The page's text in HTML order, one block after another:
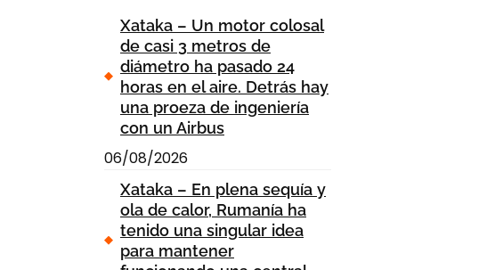
Xataka – Un motor colosal
de casi 3 metros de
diámetro ha pasado 24
horas en el aire. Detrás hay
una proeza de ingeniería
con un Airbus
06/08/2026
Xataka – En plena sequía y
ola de calor, Rumanía ha
tenido una singular idea
para mantener